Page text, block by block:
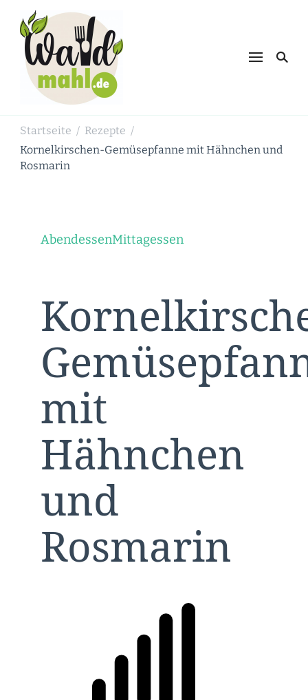
Schnabulieren, was die Natur einem
Startseite / Rezepte /
Kornelkirschen-Gemüsepfanne mit Hähnchen und
Rosmarin
AbendessenMittagessen
mit
Hähnchen
und
Rosmarin